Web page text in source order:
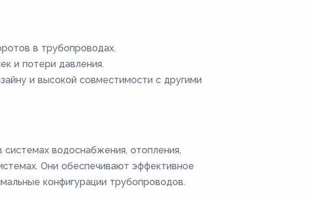
в трубопроводах.
и потери давления.
и высокой совместимости с другими
водоснабжения, отопления,
Они обеспечивают эффективное
конфигурации трубопроводов.